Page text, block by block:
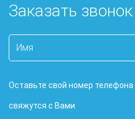
Заказать звонок
Оставьте свой номер
свяжутся с Вами